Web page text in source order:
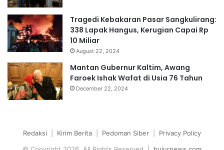
Tragedi Kebakaran Pasar Sangkulirang:
338 Lapak Hangus, Kerugian Capai Rp
10 Miliar
August 22, 2024
Mantan Gubernur Kaltim, Awang
Faroek Ishak Wafat di Usia 76 Tahun
December 22, 2024
Redaksi Kirim Berita Pedoman Siber
Privacy Policy